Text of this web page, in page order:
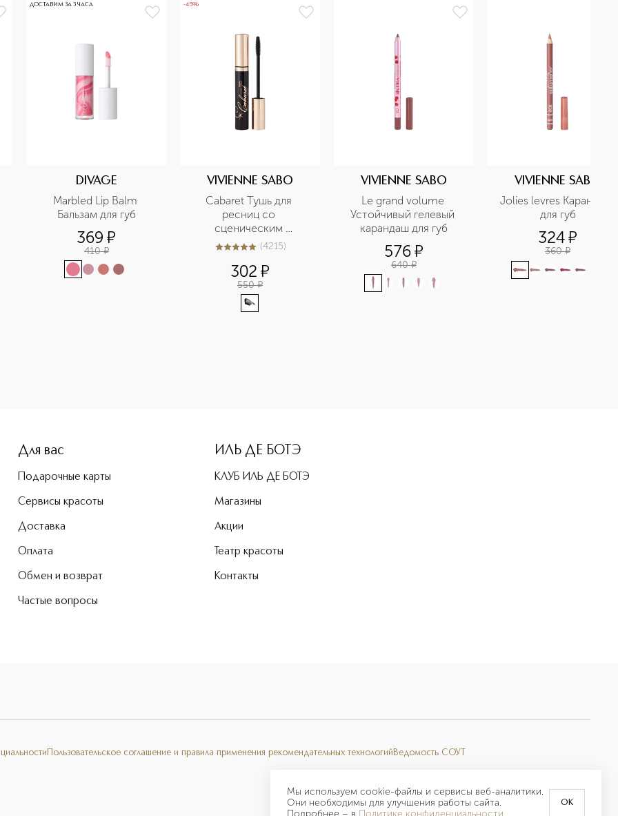
Мы используем cookie-файлы и сервисы веб-аналитики.
Они необходимы для улучшения работы сайта.
Подробнее – в Политике конфиденциальности
OK
ДОСТАВИМ ЗА 3 ЧАСА
DIVAGE
Marbled Lip Balm
Бальзам для губ
369 ¤
410 ¤
-45%
VIVIENNE SABO
Сabaret Тушь для
ресниц со
сценическим
эффектом Суперобъем
5из 54215 (4215)
302 ¤
550 ¤
VIVIENNE SABO
Le grand volume
Устойчивый гелевый
карандаш для губ
576¤
640 ¤
VIVIENNE SABO
Jolies levres Карандаш
для губ
324¤
360 ¤
Для вас
Подарочные карты
Сервисы красоты
Доставка
Оплата
Обмен и возврат
Частые вопросы
ИЛЬ ДЕ БОТЭ
КЛУБ ИЛЬ ДЕ БОТЭ
Магазины
Акции
Театр красоты
Контакты
Пользовательское соглашение и правила применения рекомендательных технологий Ведомость СОУТ